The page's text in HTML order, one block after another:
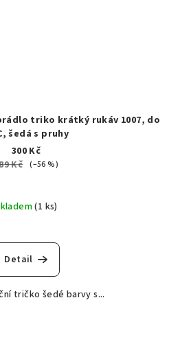
triko krátký rukáv 1007, do
šedá s pruhy
300 Kč
Kč (–56 %)
(1 ks)
Detail
tričko šedé barvy s...